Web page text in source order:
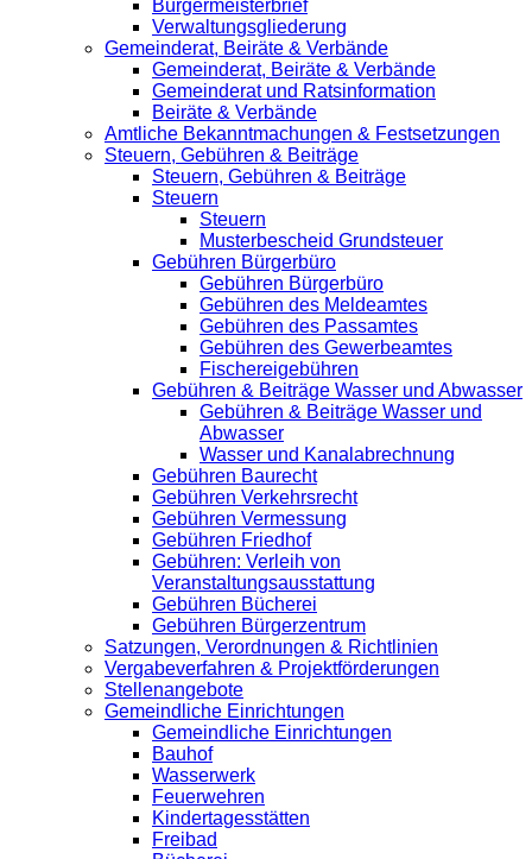
Bürgermeisterbrief
Verwaltungsgliederung
Gemeinderat, Beiräte & Verbände
Gemeinderat, Beiräte & Verbände
Gemeinderat und Ratsinformation
Beiräte & Verbände
Amtliche Bekanntmachungen & Festsetzungen
Steuern, Gebühren & Beiträge
Steuern, Gebühren & Beiträge
Steuern
Steuern
Musterbescheid Grundsteuer
Gebühren Bürgerbüro
Gebühren Bürgerbüro
Gebühren des Meldeamtes
Gebühren des Passamtes
Gebühren des Gewerbeamtes
Fischereigebühren
Gebühren & Beiträge Wasser und Abwasser
Gebühren & Beiträge Wasser und
Abwasser
Wasser und Kanalabrechnung
Gebühren Baurecht
Gebühren Verkehrsrecht
Gebühren Vermessung
Gebühren Friedhof
Gebühren: Verleih von
Veranstaltungsausstattung
Gebühren Bücherei
Gebühren Bürgerzentrum
Satzungen, Verordnungen & Richtlinien
Vergabeverfahren & Projektförderungen
Stellenangebote
Gemeindliche Einrichtungen
Gemeindliche Einrichtungen
Bauhof
Wasserwerk
Feuerwehren
Kindertagesstätten
Freibad